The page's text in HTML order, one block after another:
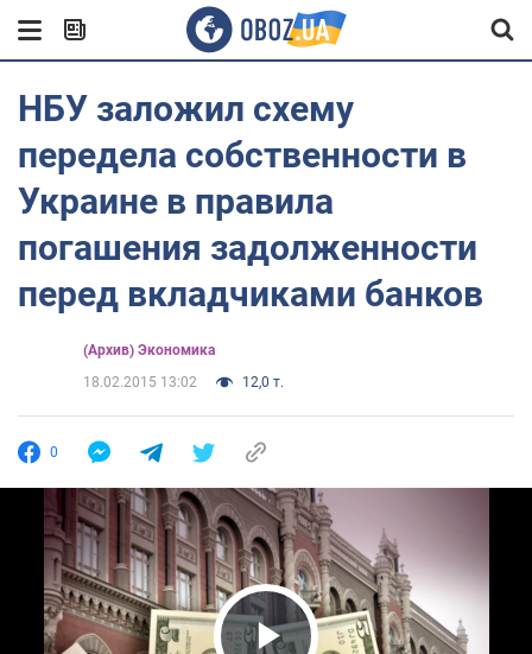
НБУ заложил схему
передела собственности в
Украине в правила
погашения задолженности
перед вкладчиками банков
(Архив) Экономика
18.02.2015 13:02
12,0 т.
0